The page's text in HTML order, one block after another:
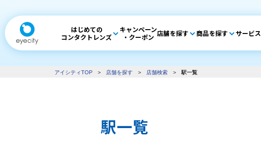
はじめての
コンタクトレンズ
キャンペーン
・クーポン 店舗を探す 商品を探す サービス
アイシティTOP > 店舗を探す > 店舗検索 > 駅一覧
駅一覧